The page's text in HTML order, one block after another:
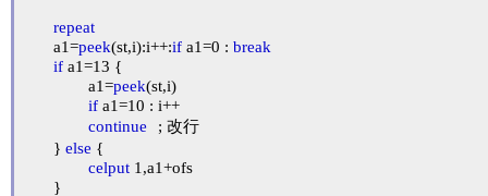
repeat
	a1=
peek(st,i):i++:if a1=0 : break
if a1=13 {
		a1=
peek(st,i)
if a1=10 : i++
continue
	}
else {
celput 1,a1+ofs